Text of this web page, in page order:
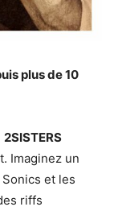
plus de 10
2SISTERS
Imaginez un
et les
riffs